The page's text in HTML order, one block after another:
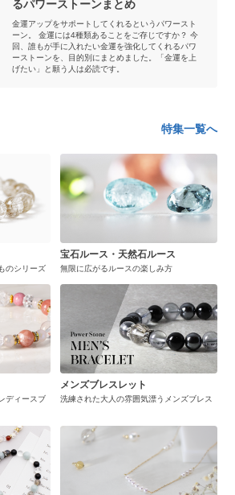
るパワーストーンまとめ
金運アップをサポートしてくれるというパワースト
ーン。 金運には4種類あることをご存じですか？ 今
回、誰もが手に入れたい金運を強化してくれるパワ
ーストーンを、目的別にまとめました。「金運を上
げたい」と願う人は必読です。
特集一覧へ
のシリーズ
宝石ルース・天然石ルース
無限に広がるルースの楽しみ方
ディースブ
メンズブレスレット
洗練された大人の雰囲気漂うメンズブレス